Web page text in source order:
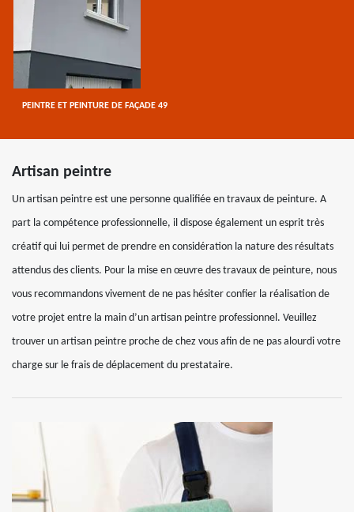
PEINTRE ET PEINTURE DE FAÇADE 49
Artisan peintre
Un artisan peintre est une personne qualifiée en travaux de peinture. A
part la compétence professionnelle, il dispose également un esprit très
créatif qui lui permet de prendre en considération la nature des résultats
attendus des clients. Pour la mise en œuvre des travaux de peinture, nous
vous recommandons vivement de ne pas hésiter confier la réalisation de
votre projet entre la main d’un artisan peintre professionnel. Veuillez
trouver un artisan peintre proche de chez vous afin de ne pas alourdi votre
charge sur le frais de déplacement du prestataire.